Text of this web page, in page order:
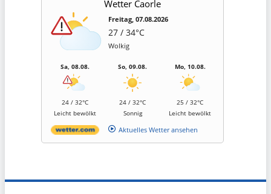
Wetter Caorle
Freitag, 07.08.2026
27 / 34°C
Wolkig
Sa, 08.08.
24 / 32°C
Leicht bewölkt
So, 09.08.
24 / 32°C
Sonnig
Mo, 10.08.
25 / 32°C
Leicht bewölkt
Aktuelles Wetter ansehen